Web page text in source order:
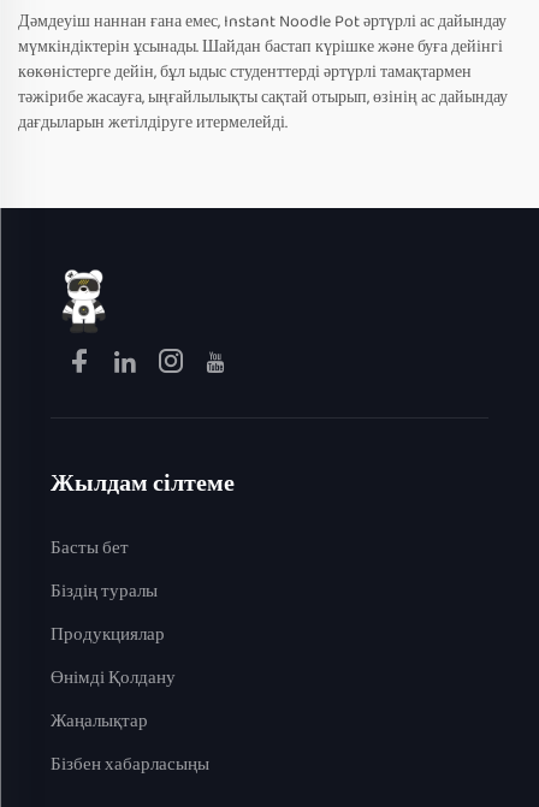
Дәмдеуіш наннан ғана емес, Instant Noodle Pot әртүрлі ас дайындау
мүмкіндіктерін ұсынады. Шайдан бастап күрішке және буға дейінгі
көкөністерге дейін, бұл ыдыс студенттерді әртүрлі тамақтармен
тәжірибе жасауға, ыңғайлылықты сақтай отырып, өзінің ас дайындау
дағдыларын жетілдіруге итермелейді.
Жылдам сілтеме
Басты бет
Біздің туралы
Продукциялар
Өнімді Қолдану
Жаңалықтар
Бізбен хабарласыңы